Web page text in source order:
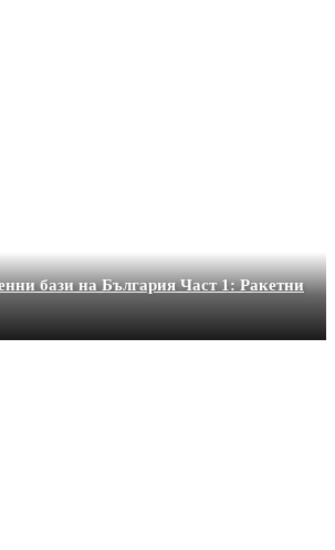
бази на България Част 1: Ракетни